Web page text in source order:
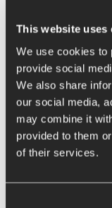
This website uses
We use cookies to
provide social
We also share
our social media,
may combine it
provided to them
of their services.